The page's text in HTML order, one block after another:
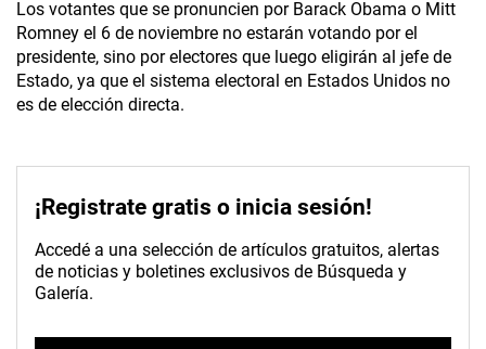
Los votantes que se pronuncien por Barack Obama o Mitt
Romney el 6 de noviembre no estarán votando por el
presidente, sino por electores que luego eligirán al jefe de
Estado, ya que el sistema electoral en Estados Unidos no
es de elección directa.
¡Registrate gratis o inicia sesión!
Accedé a una selección de artículos gratuitos, alertas
de noticias y boletines exclusivos de Búsqueda y
Galería.